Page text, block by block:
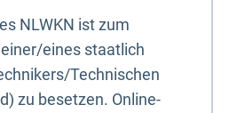
NLWKN ist zum
eines staatlich
Technischen
zu besetzen. Online-